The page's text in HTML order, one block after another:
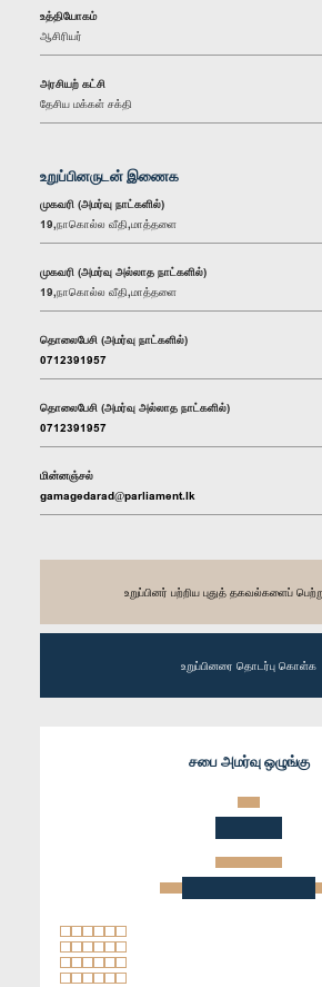
உத்தியோகம்
ஆசிரியர்
அரசியற் கட்சி
தேசிய மக்கள் சக்தி
உறுப்பினருடன் இணைக
முகவரி (அமர்வு நாட்களில்)
19,நாகொல்ல வீதி,மாத்தளை
முகவரி (அமர்வு அல்லாத நாட்களில்)
19,நாகொல்ல வீதி,மாத்தளை
தொலைபேசி (அமர்வு நாட்களில்)
0712391957
தொலைபேசி (அமர்வு அல்லாத நாட்களில்)
0712391957
மின்னஞ்சல்
gamagedarad@parliament.lk
உறுப்பினர் பற்றிய புதுத் தகவல்களைப்
உறுப்பினரை தொடர்பு கொள்க
சபை அமர்வு ஒழுங்கு